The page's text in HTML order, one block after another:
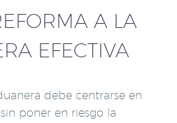
A LA
EFECTIVA
debe centrarse en
poner en riesgo la